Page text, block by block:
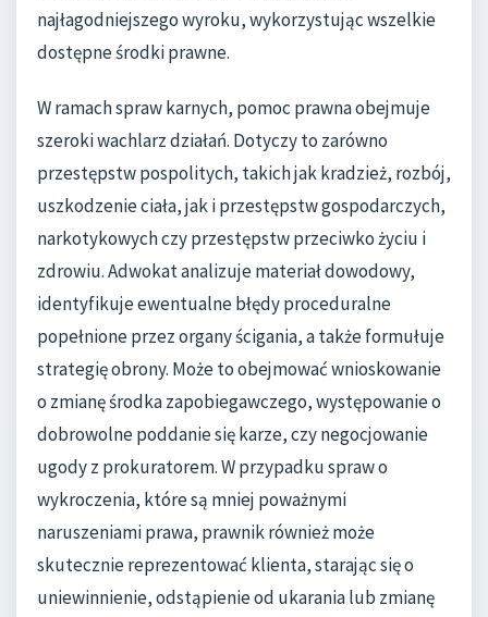
najłagodniejszego wyroku, wykorzystując wszelkie
dostępne środki prawne.
W ramach spraw karnych, pomoc prawna obejmuje
szeroki wachlarz działań. Dotyczy to zarówno
przestępstw pospolitych, takich jak kradzież, rozbój,
uszkodzenie ciała, jak i przestępstw gospodarczych,
narkotykowych czy przestępstw przeciwko życiu i
zdrowiu. Adwokat analizuje materiał dowodowy,
identyfikuje ewentualne błędy proceduralne
popełnione przez organy ścigania, a także formułuje
strategię obrony. Może to obejmować wnioskowanie
o zmianę środka zapobiegawczego, występowanie o
dobrowolne poddanie się karze, czy negocjowanie
ugody z prokuratorem. W przypadku spraw o
wykroczenia, które są mniej poważnymi
naruszeniami prawa, prawnik również może
skutecznie reprezentować klienta, starając się o
uniewinnienie, odstąpienie od ukarania lub zmianę